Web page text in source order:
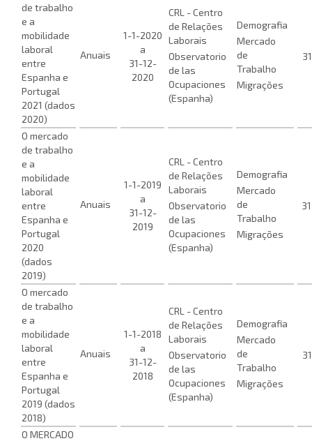
de trabalho
e a
mobilidade
laboral
entre
Espanha e
Portugal
2021 (dados
2020)
Anuais
1-1-2020
a
31-12-
2020
CRL - Centro
de Relações
Laborais
Observatorio
de las
Ocupaciones
(Espanha)
Demografia
Mercado
de
Trabalho
Migrações
O mercado
de trabalho
e a
mobilidade
laboral
entre
Espanha e
Portugal
2020
(dados
2019)
Anuais
1-1-2019
a
31-12-
2019
CRL - Centro
de Relações
Laborais
Observatorio
de las
Ocupaciones
(Espanha)
Demografia
Mercado
de
Trabalho
Migrações
O mercado
de trabalho
e a
mobilidade
laboral
entre
Espanha e
Portugal
2019 (dados
2018)
Anuais
1-1-2018
a
31-12-
2018
CRL - Centro
de Relações
Laborais
Observatorio
de las
Ocupaciones
(Espanha)
Demografia
Mercado
de
Trabalho
Migrações
O MERCADO